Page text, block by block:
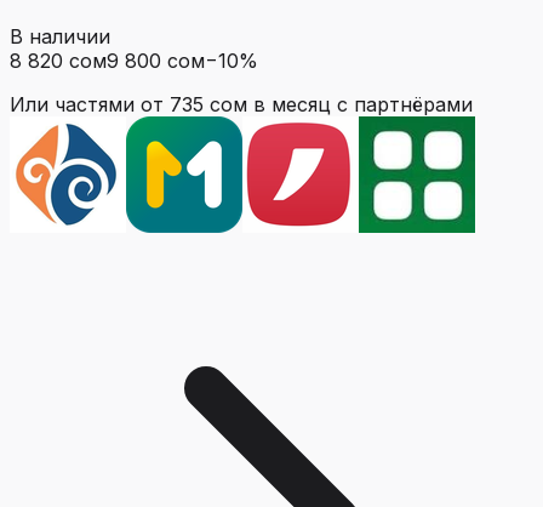
В наличии
8 820 сом9 800 сом−10%
Или частями от 735 сом в месяц с партнёрами